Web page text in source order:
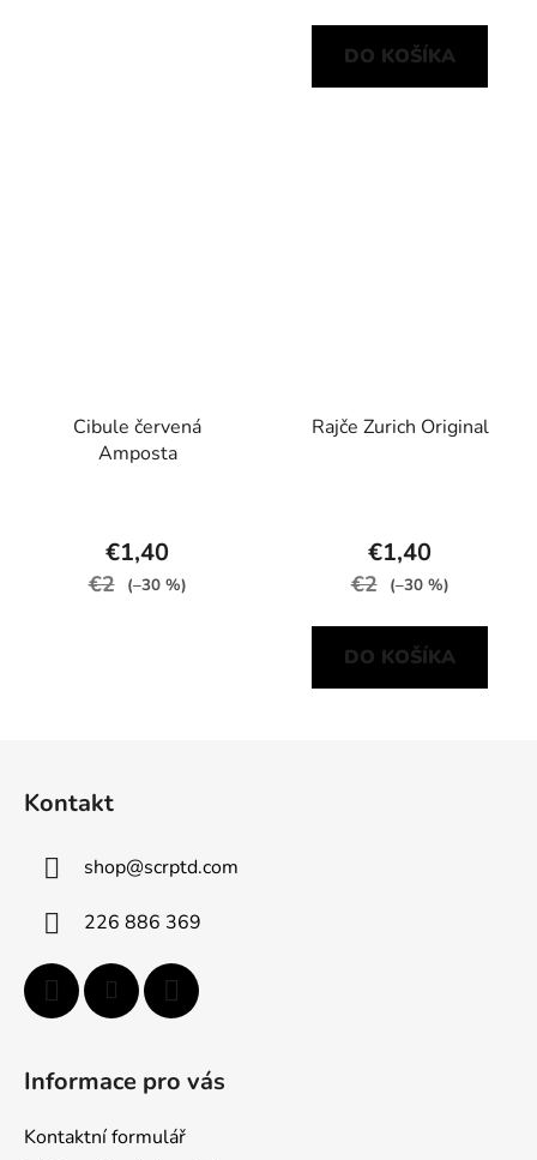
DO KOŠÍKA
Cibule červená
Amposta
€1,40
€2 (–30 %)
Rajče Zurich Original
€1,40
€2 (–30 %)
DO KOŠÍKA
Kontakt
shop@scrptd.com
226 886 369
Informace pro vás
Kontaktní formulář